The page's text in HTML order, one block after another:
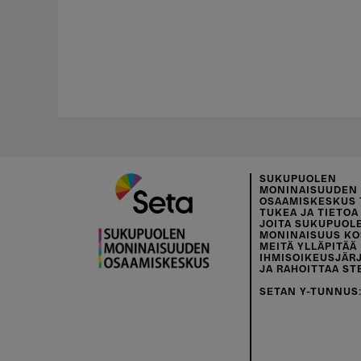
SUKUPUOLEN
MONINAISUUDEN
OSAAMISKESKUS
TUKEA JA
JOITA
MONINAISUUS
MEITÄ YLLÄPITÄÄ
JA RAHOITTAA
SETAN Y-